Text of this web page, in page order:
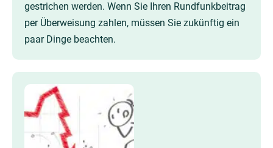
gestrichen werden. Wenn Sie Ihren Rundfunkbeitrag
per Überweisung zahlen, müssen Sie zukünftig ein
paar Dinge beachten.